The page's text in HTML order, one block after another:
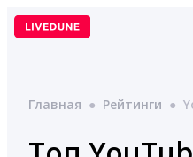
Перейти
Главная ● Рейтинги ●